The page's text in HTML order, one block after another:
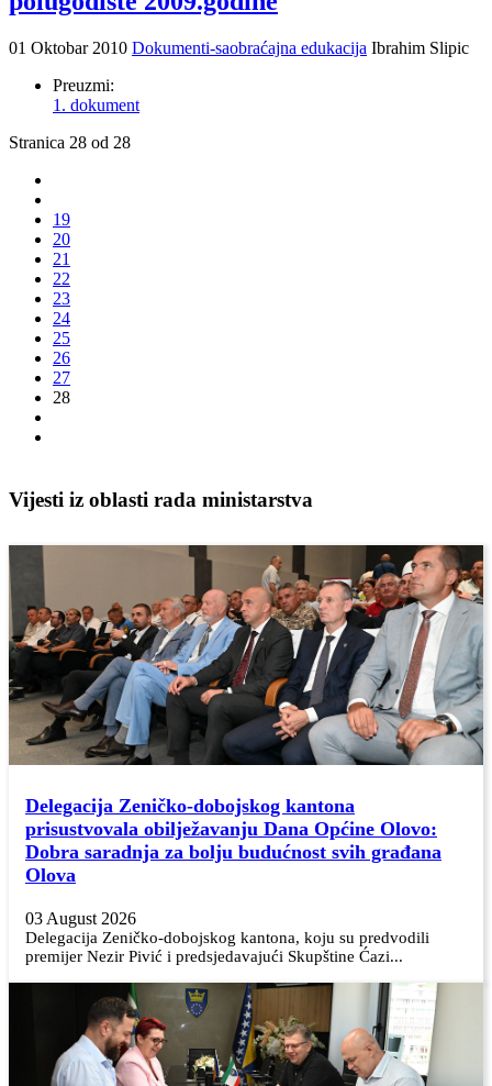
01 Oktobar 2010 Dokumenti-saobraćajna edukacija Ibrahim Slipic
Preuzmi:
1. dokument
Stranica 28 od 28
19
20
21
22
23
24
25
26
27
28
Vijesti iz oblasti rada ministarstva
Delegacija Zeničko-dobojskog kantona
prisustvovala obilježavanju Dana Općine Olovo:
Dobra saradnja za bolju budućnost svih građana
Olova
03 August 2026
Delegacija Zeničko-dobojskog kantona, koju su predvodili
premijer Nezir Pivić i predsjedavajući Skupštine Ćazi...